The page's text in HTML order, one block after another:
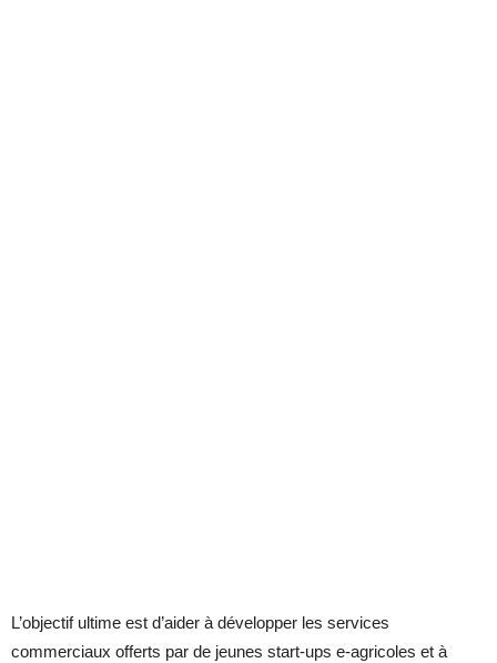
L’objectif ultime est d’aider à développer les services
commerciaux offerts par de jeunes start-ups e-agricoles et à